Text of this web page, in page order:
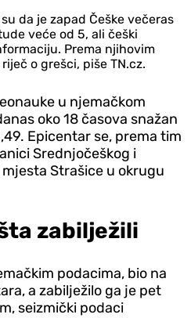
da je zapad Češke večeras
veće od 5, ali češki
Prema njihovim
o grešci, piše TN.cz.
u njemačkom
oko 18 časova snažan
Epicentar se, prema tim
Srednjočeškog i
Strašice u okrugu
zabilježili
podacima, bio na
a zabilježilo ga je pet
seizmički podaci